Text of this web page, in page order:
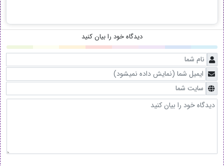
دیدگاه خود را بیان کنید